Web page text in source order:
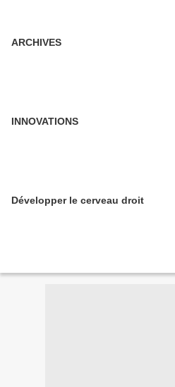
ARCHIVES
INNOVATIONS
Développer le cerveau droit